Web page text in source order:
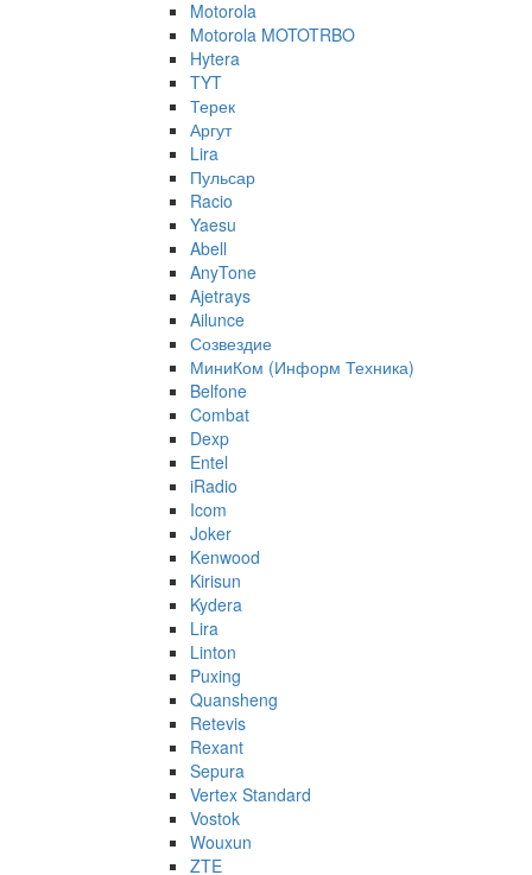
Motorola
Motorola MOTOTRBO
Hytera
TYT
Терек
Аргут
Lira
Пульсар
Racio
Yaesu
Abell
AnyTone
Ajetrays
Ailunce
Созвездие
МиниКом (Информ Техника)
Belfone
Combat
Dexp
Entel
iRadio
Icom
Joker
Kenwood
Kirisun
Kydera
Lira
Linton
Puxing
Quansheng
Retevis
Rexant
Sepura
Vertex Standard
Vostok
Wouxun
ZTE